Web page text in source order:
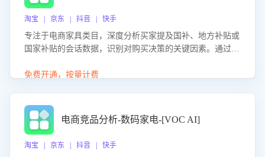
淘宝 | 京东 | 抖音 | 快手
专注于电商家具类目，深度分析买家提及国补、地方补贴或
国家补贴的会话数据，识别对购买决策的关键因素。通过AI
化策略，助力商家利用国补政策提升GMV。
免费开通，按量计费
电商竞品分析-数码家电-[VOC AI]
淘宝 | 京东 | 抖音 | 快手